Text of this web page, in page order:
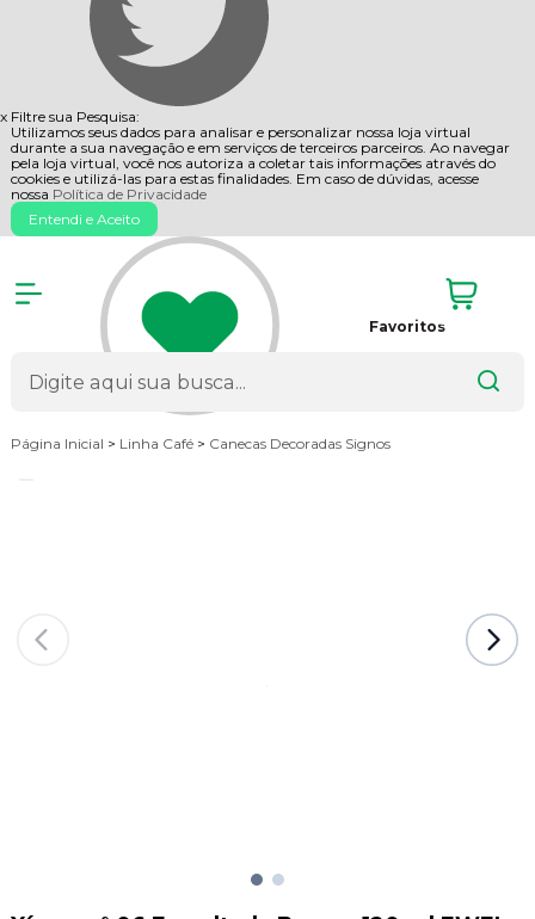
x Filtre sua Pesquisa:
Utilizamos seus dados para analisar e personalizar nossa loja virtual
durante a sua navegação e em serviços de terceiros parceiros. Ao navegar
pela loja virtual, você nos autoriza a coletar tais informações através do
cookies e utilizá-las para estas finalidades. Em caso de dúvidas, acesse
nossa Política de Privacidade
Entendi e Aceito
Favoritos
Página Inicial > Linha Café > Canecas Decoradas Signos